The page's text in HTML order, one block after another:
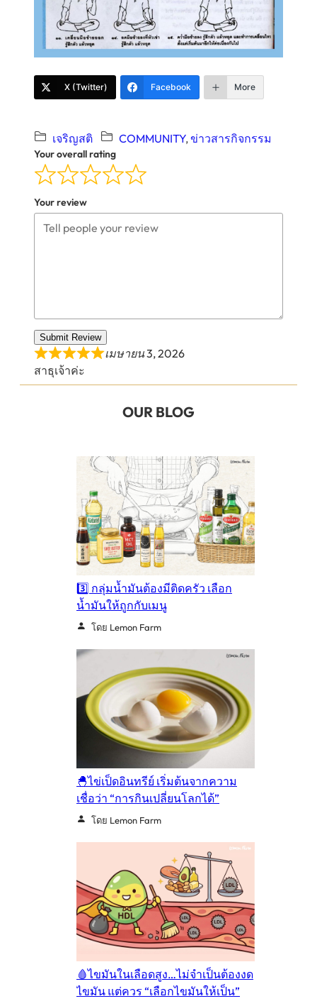
X (Twitter) Facebook More
เจริญสติ COMMUNITY, ข่าวสารกิจกรรม
Your overall rating
Your review
Submit Review
เมษายน 3, 2026
สาธุเจ้าค่ะ
OUR BLOG
3️⃣ กลุ่มน้ำมันต้องมีติดครัว เลือก
น้ำมันให้ถูกกับเมนู
โดย Lemon Farm
🐣ไข่เป็ดอินทรีย์ เริ่มต้นจากความ
เชื่อว่า “การกินเปลี่ยนโลกได้”
โดย Lemon Farm
🩸ไขมันในเลือดสูง…ไม่จำเป็นต้องงด
ไขมัน แต่ควร “เลือกไขมันให้เป็น”